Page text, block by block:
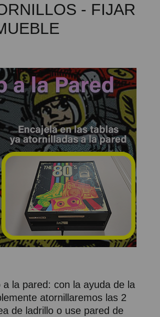
- FIJAR
la pared: con la ayuda de la
atornillaremos las 2
de ladrillo o use pared de